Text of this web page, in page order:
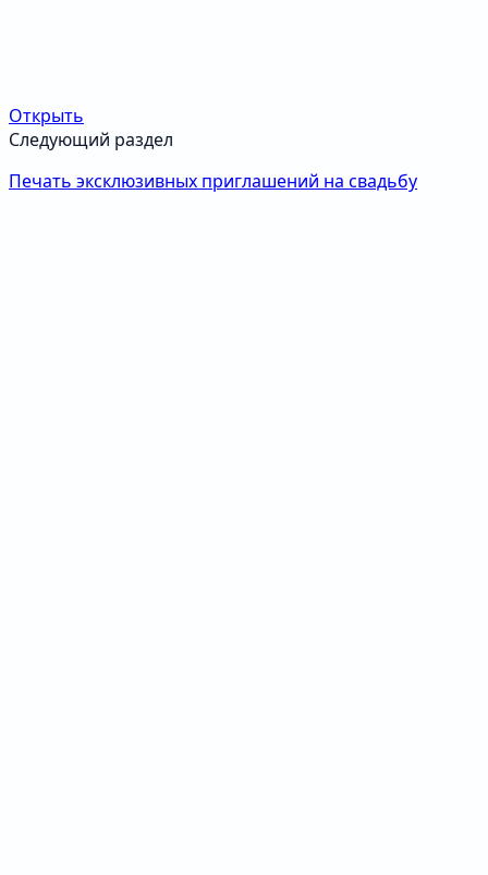
Открыть
Следующий раздел
Печать эксклюзивных приглашений на свадьбу